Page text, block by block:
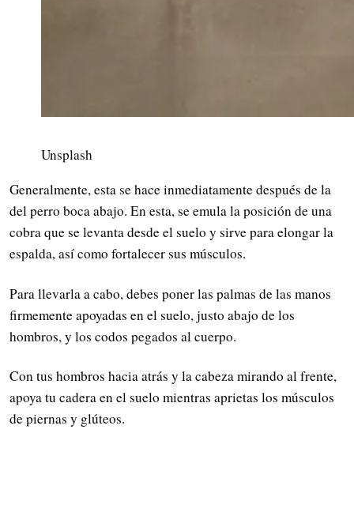
Unsplash
Generalmente, esta se hace inmediatamente después de la
del perro boca abajo. En esta, se emula la posición de una
cobra que se levanta desde el suelo y sirve para elongar la
espalda, así como fortalecer sus músculos.
Para llevarla a cabo, debes poner las palmas de las manos
firmemente apoyadas en el suelo, justo abajo de los
hombros, y los codos pegados al cuerpo.
Con tus hombros hacia atrás y la cabeza mirando al frente,
apoya tu cadera en el suelo mientras aprietas los músculos
de piernas y glúteos.